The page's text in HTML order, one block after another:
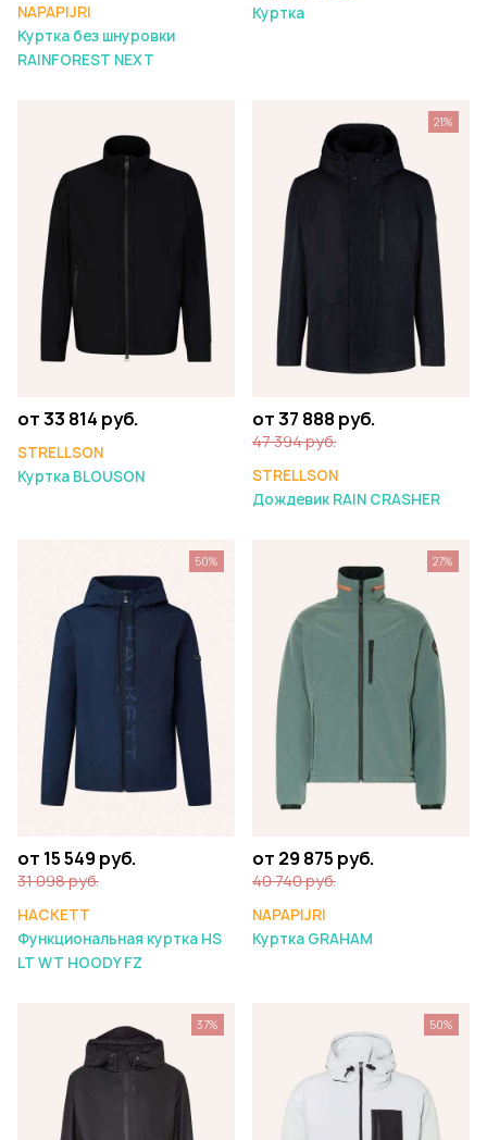
NAPAPIJRI
Куртка без шнуровки
RAINFOREST NEXT
Куртка
от 33 814 руб.
STRELLSON
Куртка BLOUSON
от 37 888 руб.
47 394 руб.
STRELLSON
Дождевик RAIN CRASHER
21%
от 15 549 руб.
31 098 руб.
HACKETT
Функциональная куртка HS
LT WT HOODY FZ
50%
от 29 875 руб.
40 740 руб.
NAPAPIJRI
Куртка GRAHAM
27%
37% 50%